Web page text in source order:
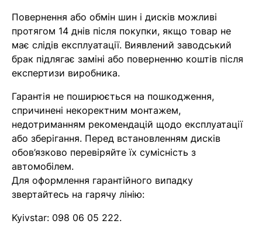
Повернення або обмін шин і дисків можливі
протягом 14 днів після покупки, якщо товар не
має слідів експлуатації. Виявлений заводський
брак підлягає заміні або поверненню коштів після
експертизи виробника.
Гарантія не поширюється на пошкодження,
спричинені некоректним монтажем,
недотриманням рекомендацій щодо експлуатації
або зберігання. Перед встановленням дисків
обов’язково перевіряйте їх сумісність з
автомобілем.
Для оформлення гарантійного випадку
звертайтесь на гарячу лінію:
Kyivstar: 098 06 05 222.